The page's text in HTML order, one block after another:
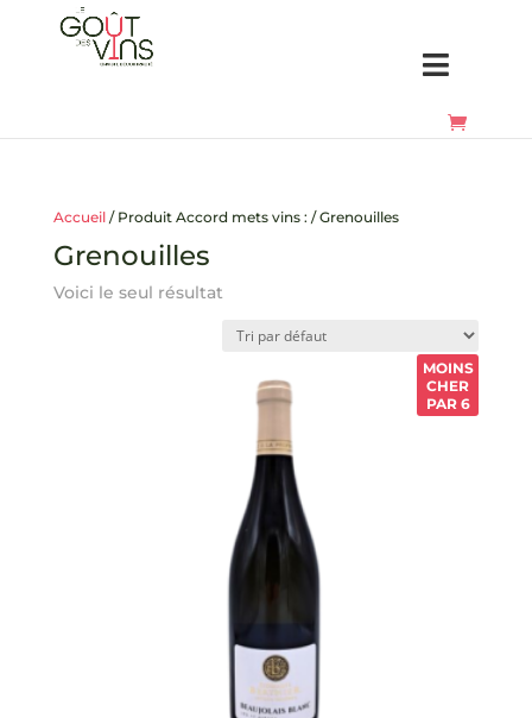
Accueil/ Produit Accord mets vins : / Grenouilles
Grenouilles
Voici le seul résultat
MOINS
CHER
PAR 6